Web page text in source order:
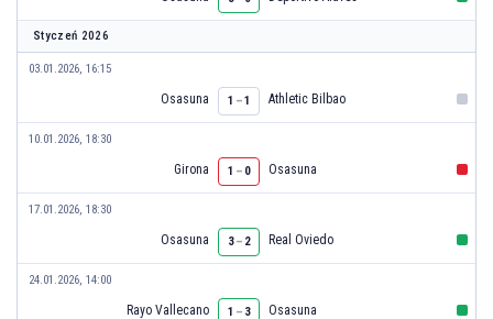
Styczeń 2026
03.01.2026, 16:15
Osasuna 1 –1 Athletic Bilbao
10.01.2026, 18:30
Girona 1 – 0 Osasuna
17.01.2026, 18:30
Osasuna 3– 2 Real Oviedo
24.01.2026, 14:00
Rayo Vallecano 1 – 3 Osasuna